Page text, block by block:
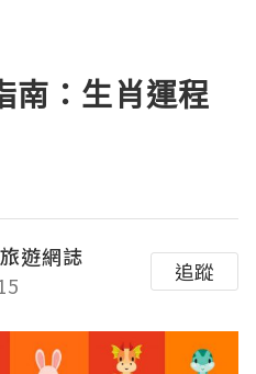
南：生肖運程
遊網誌
追蹤